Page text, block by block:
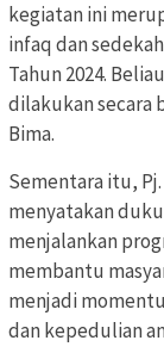
kegiatan ini
infaq dan
Tahun 2024.
dilakukan secara
Bima.
Sementara itu,
menyatakan
menjalankan
membantu
menjadi
dan kepedulian